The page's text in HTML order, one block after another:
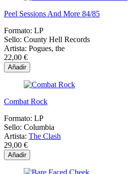
Peel Sessions And More 84/85
Formato: LP
Sello: County Hell Records
Artista: Pogues, the
22,00 €
Añadir
Combat Rock
Formato: LP
Sello: Columbia
Artista: The Clash
29,00 €
Añadir